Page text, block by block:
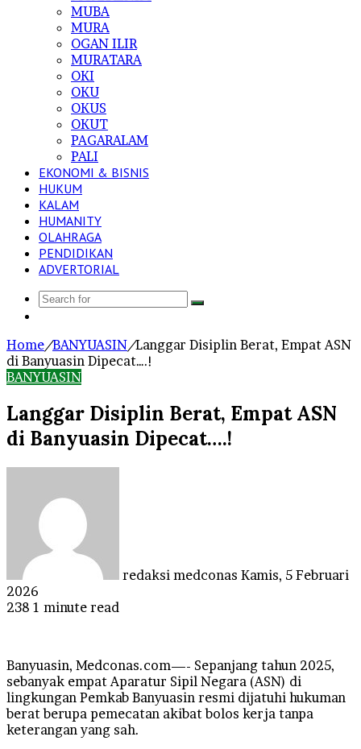
MUBA
MURA
OGAN ILIR
MURATARA
OKI
OKU
OKUS
OKUT
PAGARALAM
PALI
EKONOMI & BISNIS
HUKUM
KALAM
HUMANITY
OLAHRAGA
PENDIDIKAN
ADVERTORIAL
Search
Home/BANYUASIN/Langgar Disiplin Berat, Empat ASN
di Banyuasin Dipecat….!
BANYUASIN
Langgar Disiplin Berat, Empat ASN
di Banyuasin Dipecat….!
redaksi medconas Kamis, 5 Februari
2026
238 1 minute read
Banyuasin, Medconas.com—- Sepanjang tahun 2025,
sebanyak empat Aparatur Sipil Negara (ASN) di
lingkungan Pemkab Banyuasin resmi dijatuhi hukuman
berat berupa pemecatan akibat bolos kerja tanpa
keterangan yang sah.